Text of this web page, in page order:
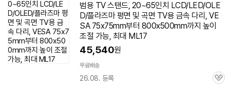
범용 TV스탠드, 20~65인치 LCD/LED/OLE
D/플라즈마 평면 및 곡면 TV용 금속 다리, VE
SA 75x75mm부터 800x500mm까지 높이
조절 가능, 최대 ML17
45,540원
무료배송
26.08. 등록
관